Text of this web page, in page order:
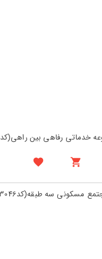
خدماتی رفاهی بین راهی(کد3047)